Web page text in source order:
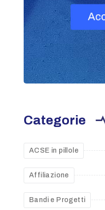
Categorie
ACSE in pillole
Affiliazione
Bandi e Progetti